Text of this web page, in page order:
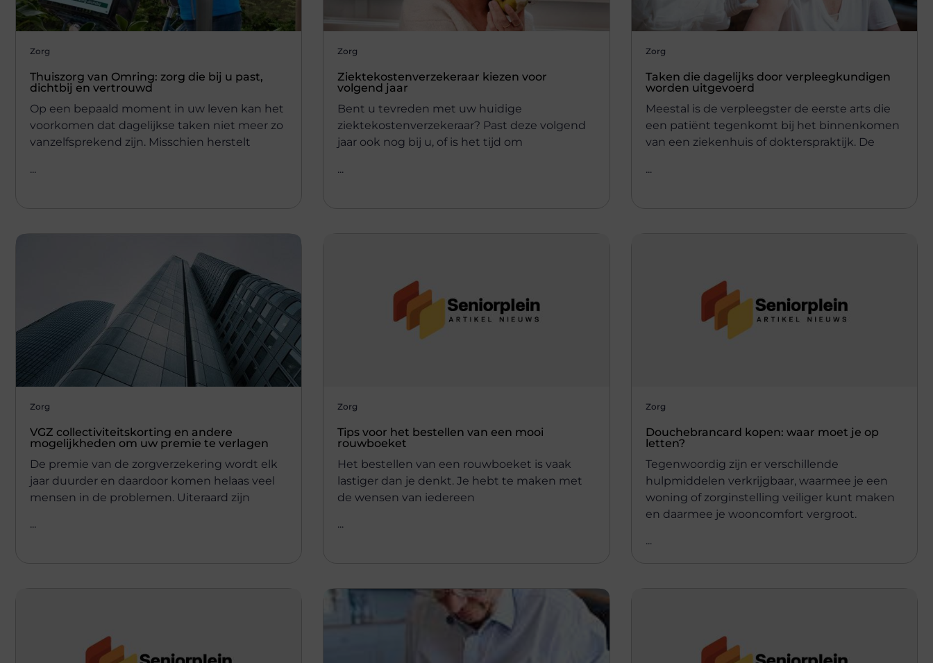
Zorg
Thuiszorg van Omring: zorg die bij u past,
dichtbij en vertrouwd
Op een bepaald moment in uw leven kan het
voorkomen dat dagelijkse taken niet meer zo
vanzelfsprekend zijn. Misschien herstelt
...
Zorg
Ziektekostenverzekeraar kiezen voor
volgend jaar
Bent u tevreden met uw huidige
ziektekostenverzekeraar? Past deze volgend
jaar ook nog bij u, of is het tijd om
...
Zorg
Taken die dagelijks door verpleegkundigen
worden uitgevoerd
Meestal is de verpleegster de eerste arts die
een patiënt tegenkomt bij het binnenkomen
van een ziekenhuis of dokterspraktijk. De
...
Zorg
VGZ collectiviteitskorting en andere
mogelijkheden om uw premie te verlagen
De premie van de zorgverzekering wordt elk
jaar duurder en daardoor komen helaas veel
mensen in de problemen. Uiteraard zijn
...
Zorg
Tips voor het bestellen van een mooi
rouwboeket
Het bestellen van een rouwboeket is vaak
lastiger dan je denkt. Je hebt te maken met
de wensen van iedereen
...
Zorg
Douchebrancard kopen: waar moet je op
letten?
Tegenwoordig zijn er verschillende
hulpmiddelen verkrijgbaar, waarmee je een
woning of zorginstelling veiliger kunt maken
en daarmee je wooncomfort vergroot.
...